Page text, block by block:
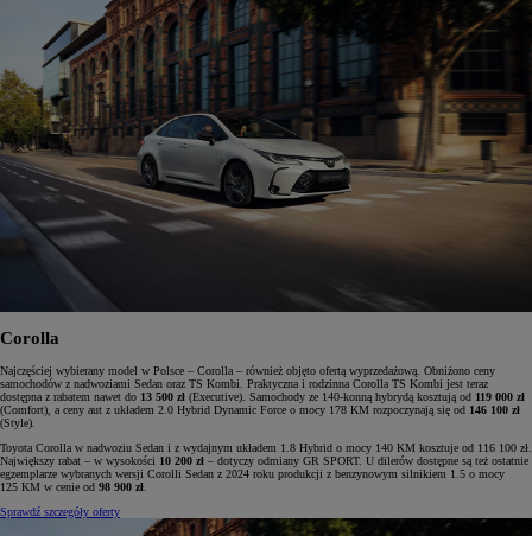
Corolla
Najczęściej wybierany model w Polsce – Corolla – również objęto ofertą wyprzedażową. Obniżono ceny
samochodów z nadwoziami Sedan oraz TS Kombi. Praktyczna i rodzinna Corolla TS Kombi jest teraz
dostępna z rabatem nawet do 13 500 zł (Executive). Samochody ze 140-konną hybrydą kosztują od 119 000 zł
(Comfort), a ceny aut z układem 2.0 Hybrid Dynamic Force o mocy 178 KM rozpoczynają się od 146 100 zł
(Style).
Toyota Corolla w nadwoziu Sedan i z wydajnym układem 1.8 Hybrid o mocy 140 KM kosztuje od 116 100 zł.
Największy rabat – w wysokości 10 200 zł – dotyczy odmiany GR SPORT. U dilerów dostępne są też ostatnie
egzemplarze wybranych wersji Corolli Sedan z 2024 roku produkcji z benzynowym silnikiem 1.5 o mocy
125 KM w cenie od 98 900 zł
Sprawdź szczegóły oferty